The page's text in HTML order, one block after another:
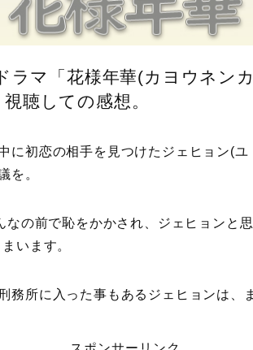
ラマ「花様年華(カヨウネン
聴しての感想。
に初恋の相手を見つけたジェヒョン(
を。
なの前で恥をかかされ、ジェヒョンと
います。
務所に入った事もあるジェヒョンは、